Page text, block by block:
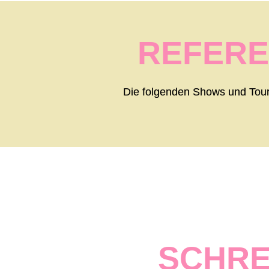
Die folgenden Shows und